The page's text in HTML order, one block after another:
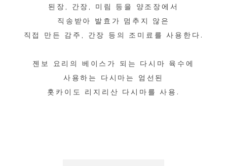
된장, 간장, 미림 등을 양조장에서
직송받아 발효가 멈추지 않은
직접 만든 감주, 간장 등의 조미료를 사용한다.
젠보 요리의 베이스가 되는 다시마 육수에
사용하는 다시마는 엄선된
홋카이도 리지리산 다시마를 사용.